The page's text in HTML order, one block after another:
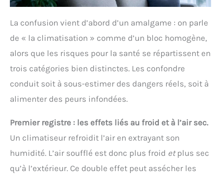
La confusion vient d’abord d’un amalgame : on parle
de « la climatisation » comme d’un bloc homogène,
alors que les risques pour la santé se répartissent en
trois catégories bien distinctes. Les confondre
conduit soit à sous-estimer des dangers réels, soit à
alimenter des peurs infondées.
Premier registre : les effets liés au froid et à l’air sec.
Un climatiseur refroidit l’air en extrayant son
humidité. L’air soufflé est donc plus froid etplus sec
qu’à l’extérieur. Ce double effet peut assécher les